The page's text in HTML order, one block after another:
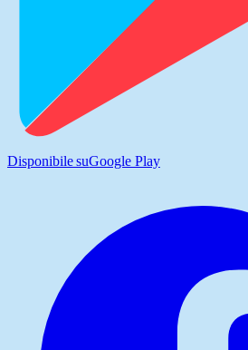
Disponibile suGoogle Play